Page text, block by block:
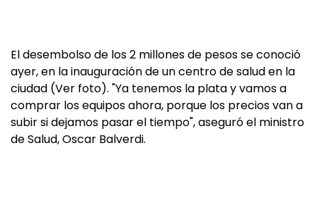
El desembolso de los 2 millones de pesos se conoció
ayer, en la inauguración de un centro de salud en la
ciudad (Ver foto). "Ya tenemos la plata y vamos a
comprar los equipos ahora, porque los precios van a
subir si dejamos pasar el tiempo", aseguró el ministro
de Salud, Oscar Balverdi.